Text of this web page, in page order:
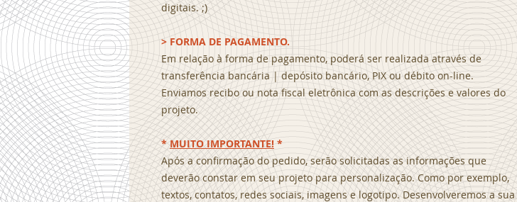
digitais. ;)
> FORMA DE PAGAMENTO.
Em relação à forma de pagamento, poderá ser realizada através de
transferência bancária | depósito bancário, PIX ou débito on-line.
Enviamos recibo ou nota fiscal eletrônica com as descrições e valores do
projeto.
*MUITO IMPORTANTE! *
Após a confirmação do pedido, serão solicitadas as informações que
deverão constar em seu projeto para personalização. Como por exemplo,
textos, contatos, redes sociais, imagens e logotipo. Desenvolveremos a sua